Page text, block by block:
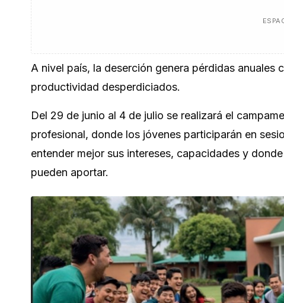
A nivel país, la deserción genera pérdidas
productividad desperdiciados.
Del 29 de junio al 4 de julio se realizará el
profesional, donde los jóvenes participarán en
entender mejor sus intereses, capacidades y
pueden aportar.